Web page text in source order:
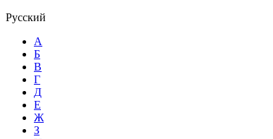
Русский
А
Б
В
Г
Д
Е
Ж
З